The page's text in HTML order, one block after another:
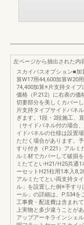
左ページから抽出された内
スカイパスオプション■加
算W17用44,600加算W20
74,400加算※片支持タイプ
価格（P.212）に右表の価
切妻部分を美しくカバー
片支持タイプサイドパネ
ぎます。1段・2段施工、
（サイドパネル付の場合
イドパネルの仕様は設置
ただく場合があります。
すり付き（P.221）アルミ
ルミ材でカバーして破
ミたてといH21/H25共通
ーセットH21柱用1本入
アルミたてとい両支持タ
ル」を設置した例※手す
ール」の詳細は、P.534を
工事費・配送費は含まれ
上実物と多少違うことが
アップアーキラインシェ